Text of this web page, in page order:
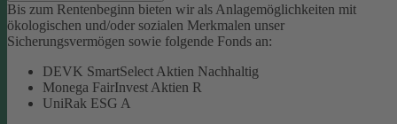
Bis zum Rentenbeginn bieten wir als Anlagemöglichkeiten mit
ökologischen und/oder sozialen Merkmalen unser
Sicherungsvermögen sowie folgende Fonds an:
DEVK SmartSelect Aktien Nachhaltig
Monega FairInvest Aktien R
UniRak ESG A